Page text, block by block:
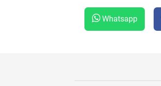
Whatsapp